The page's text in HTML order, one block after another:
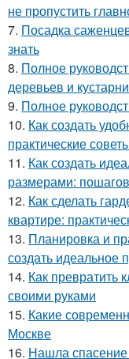
не пропустить
7. Посадка
знать
8. Полное
деревьев и
9. Полное
10. Как создать
практические
11. Как создать
размерами:
12. Как сделать
квартире:
13. Планировка и
создать идеальное
14. Как превратить
своими руками
15. Какие
Москве
16. Нашла спасение